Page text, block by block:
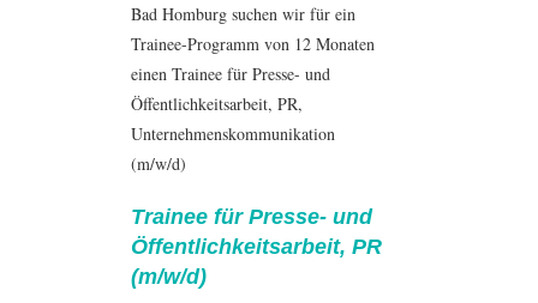
Bad Homburg suchen wir für ein
Trainee-Programm von 12 Monaten
einen Trainee für Presse- und
Öffentlichkeitsarbeit, PR,
Unternehmenskommunikation
(m/w/d)
Trainee für Presse- und
Öffentlichkeitsarbeit, PR
(m/w/d)